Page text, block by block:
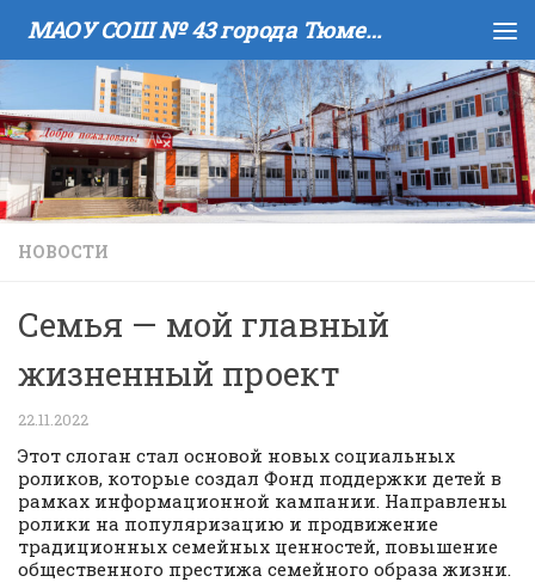
Skip to content МАОУ COШ № 43 города Тюмени имени В.И. Муравленко
НОВОСТИ
Семья — мой главный
жизненный проект
22.11.2022
Этот слоган стал основой новых социальных
роликов, которые создал Фонд поддержки детей в
рамках информационной кампании. Направлены
ролики на популяризацию и продвижение
традиционных семейных ценностей, повышение
общественного престижа семейного образа жизни.